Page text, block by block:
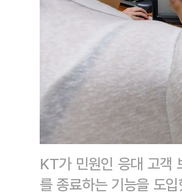
KT가 민원인 응대 고객
를 종료하는 기능을 도